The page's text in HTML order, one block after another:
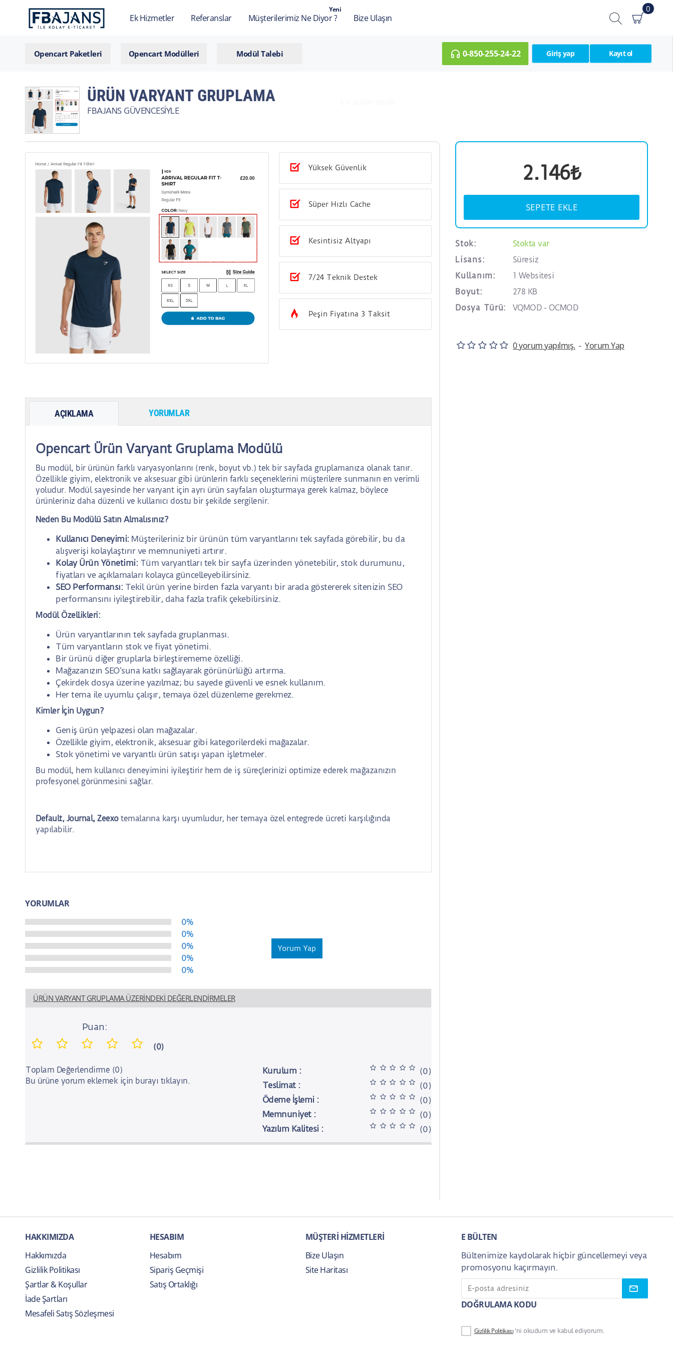
Ek Hizmetler Referanslar Müşterilerimiz Ne Diyor ?
Yeni
Bize Ulaşın
0
Opencart Paketleri Opencart Modülleri Modül Talebi 0-850-255-24-22 Giriş yap Kayıt ol
ÜRÜN VARYANT GRUPLAMA
FBAJANS GÜVENCESIYLE
Yüksek Güvenlik
Süper Hızlı Cache
Kesintisiz Altyapı
7/24 Teknik Destek
Peşin Fiyatına 3 Taksit
AÇIKLAMA YORUMLAR
Opencart Ürün Varyant Gruplama Modülü
Bu modül, bir ürünün farklı varyasyonlarını (renk, boyut vb.) tek bir sayfada gruplamanıza olanak tanır.
Özellikle giyim, elektronik ve aksesuar gibi ürünlerin farklı seçeneklerini müşterilere sunmanın en verimli
yoludur. Modül sayesinde her varyant için ayrı ürün sayfaları oluşturmaya gerek kalmaz, böylece
ürünleriniz daha düzenli ve kullanıcı dostu bir şekilde sergilenir.
Neden Bu Modülü Satın Almalısınız?
Kullanıcı Deneyimi:Müşterileriniz bir ürünün tüm varyantlarını tek sayfada görebilir, bu da
alışverişi kolaylaştırır ve memnuniyeti artırır.
Kolay Ürün Yönetimi:Tüm varyantları tek bir sayfa üzerinden yönetebilir, stok durumunu,
fiyatları ve açıklamaları kolayca güncelleyebilirsiniz.
SEO Performansı:Tekil ürün yerine birden fazla varyantı bir arada göstererek sitenizin SEO
performansını iyileştirebilir, daha fazla trafik çekebilirsiniz.
Modül Özellikleri:
Ürün varyantlarının tek sayfada gruplanması.
Tüm varyantların stok ve fiyat yönetimi.
Bir ürünü diğer gruplarla birleştirememe özelliği.
Mağazanızın SEO’suna katkı sağlayarak görünürlüğü artırma.
Çekirdek dosya üzerine yazılmaz; bu sayede güvenli ve esnek kullanım.
Her tema ile uyumlu çalışır, temaya özel düzenleme gerekmez.
Kimler İçin Uygun?
Geniş ürün yelpazesi olan mağazalar.
Özellikle giyim, elektronik, aksesuar gibi kategorilerdeki mağazalar.
Stok yönetimi ve varyantlı ürün satışı yapan işletmeler.
Bu modül, hem kullanıcı deneyimini iyileştirir hem de iş süreçlerinizi optimize ederek mağazanızın
profesyonel görünmesini sağlar.
Default, Journal, Zeexotemalarına karşı uyumludur, her temaya özel entegrede ücreti karşılığında
yapılabilir.
YORUMLAR
0%
0%
0%
0%
0%
Yorum Yap
ÜRÜN VARYANT GRUPLAMA ÜZERINDEKI DEĞERLENDIRMELER
Puan:
(0)
Toplam Değerlendirme (0)
Bu ürüne yorum eklemek için burayı tıklayın.
Kurulum :
(0)
Teslimat :
(0)
Ödeme İşlemi :
(0)
Memnuniyet :
(0)
Yazılım Kalitesi :
(0)
Stok:
Stokta var
Lisans:
Süresiz
Kullanım:
1 Websitesi
Boyut:
278 KB
Dosya Türü:
VQMOD - OCMOD
0 yorum yapılmış. - Yorum Yap
2.146₺
SEPETE EKLE
HAKKIMIZDA
Hakkımızda
Gizlilik Politikası
Şartlar & Koşullar
İade Şartları
Mesafeli Satış Sözleşmesi
HESABIM
Hesabım
Sipariş Geçmişi
Satış Ortaklığı
MÜŞTERİ HİZMETLERİ
Bize Ulaşın
Site Haritası
E BÜLTEN
Bültenimize kaydolarak hiçbir güncellemeyi veya
promosyonu kaçırmayın.
DOĞRULAMA KODU
Gizlilik Politikası 'ni okudum ve kabul ediyorum.